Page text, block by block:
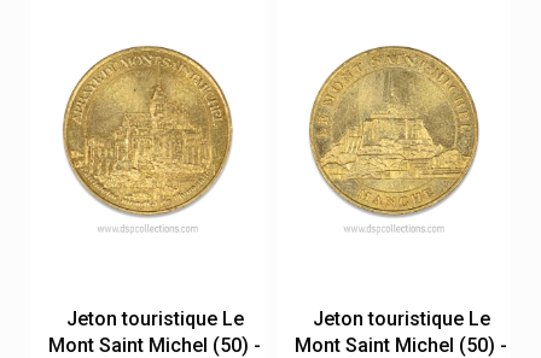
Jeton touristique Le
Mont Saint Michel (50) -
Jeton touristique Le
Mont Saint Michel (50) -